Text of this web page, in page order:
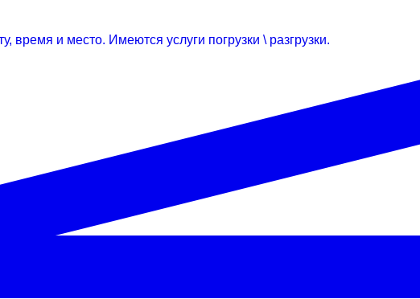
время и место. Имеются услуги погрузки \ разгрузки.